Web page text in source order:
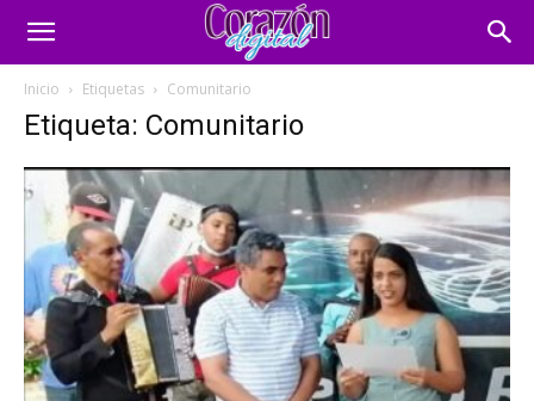
Inicio Etiquetas Comunitario
Etiqueta: Comunitario